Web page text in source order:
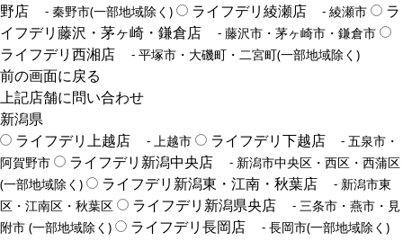
野店
- 秦野市(一部地域除く) ライフデリ綾瀬店 - 綾瀬市
ラ
イフデリ藤沢・茅ヶ崎・鎌倉店
- 藤沢市・茅ヶ崎市・鎌倉市
ライフデリ西湘店 - 平塚市・大磯町・二宮町(一部地域除く)
前の画面に戻る
上記店舗に問い合わせ
新潟県
ライフデリ上越店
- 上越市 ライフデリ下越店
- 五泉市・
阿賀野市
ライフデリ新潟中央店
- 新潟市中央区・西区・西蒲区
(一部地域除く)
ライフデリ新潟東・江南・秋葉店
- 新潟市東
区・江南区・秋葉区
ライフデリ新潟県央店
- 三条市・燕市・見
附市 (一部地域除く)
ライフデリ長岡店 - 長岡市(一部地域除く)